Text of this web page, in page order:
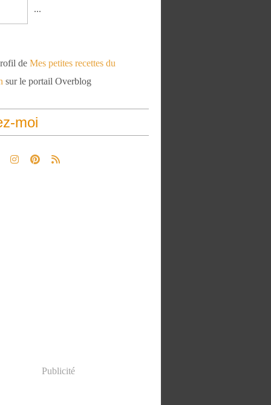
...
de Mes petites recettes du
sur le portail Overblog
moi
Publicité